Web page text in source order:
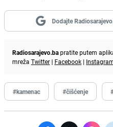
Dodajte
Radiosarajevo.bapratite putem
mreža Twitter | Facebook |
#kamenac #čišćenje